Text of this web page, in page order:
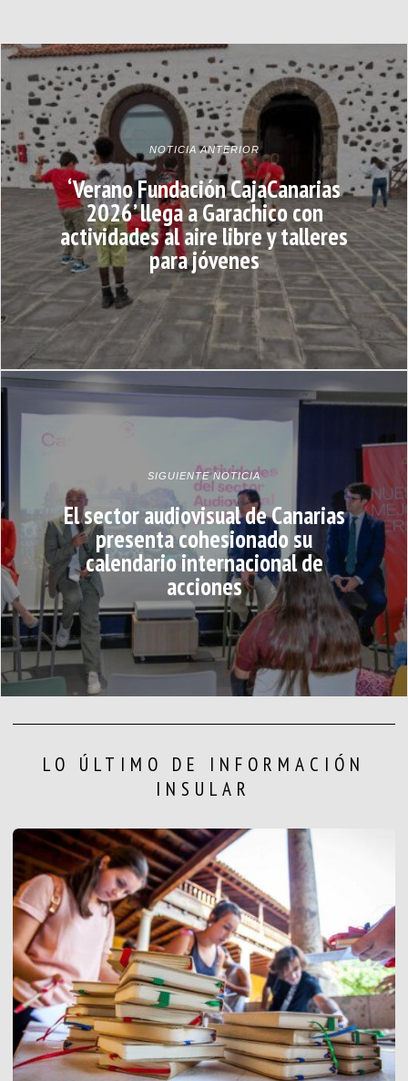
NOTICIA ANTERIOR
‘Verano Fundación CajaCanarias
2026’ llega a Garachico con
actividades al aire libre y talleres
para jóvenes
SIGUIENTE NOTICIA
El sector audiovisual de Canarias
presenta cohesionado su
calendario internacional de
acciones
LO ÚLTIMO DE INFORMACIÓN
INSULAR